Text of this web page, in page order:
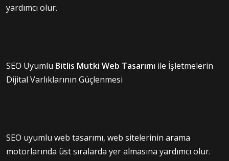
yardımcı olur.
SEO Uyumlu Bitlis Mutki Web Tasarımı ile İşletmelerin
Dijital Varlıklarının Güçlenmesi
SEO uyumlu web tasarımı, web sitelerinin arama
motorlarında üst sıralarda yer almasına yardımcı olur.